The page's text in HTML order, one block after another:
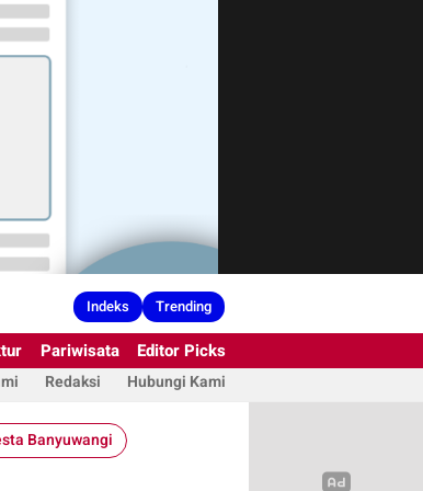
Indeks Trending
Pariwisata Editor Picks
Redaksi Hubungi Kami
Banyuwangi